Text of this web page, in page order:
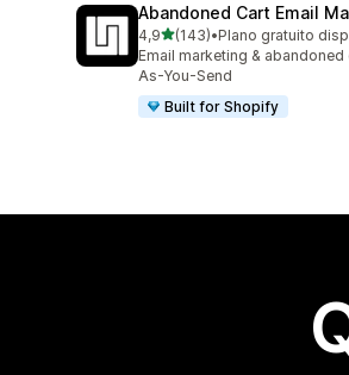
Abandoned Cart Email
4,9de 5 estrelas
(143)
143 total de avaliações
•Plano gratuito
Email marketing &
As-You-Send
Built for Shopify